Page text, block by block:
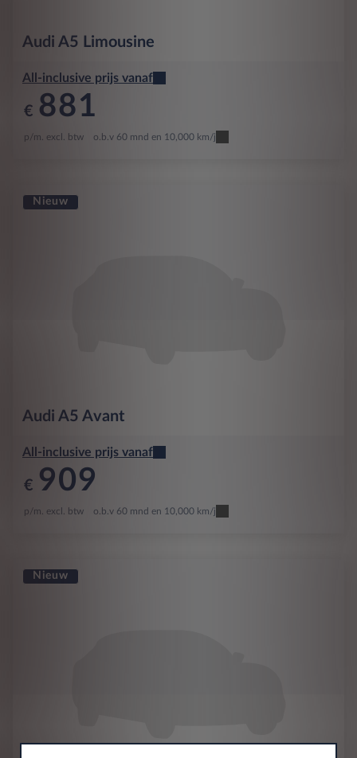
Audi A5 Limousine
All-inclusive prijs vanaf
€ 881
p/m. excl. btw o.b.v 60 mnd en 10,000 km/j
Nieuw
Audi A5 Avant
All-inclusive prijs vanaf
€ 909
p/m. excl. btw o.b.v 60 mnd en 10,000 km/j
Nieuw